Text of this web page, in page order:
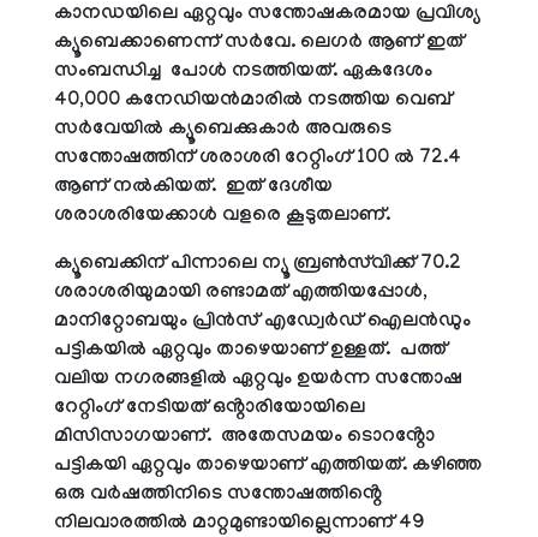
കാനഡയിലെ ഏറ്റവും സന്തോഷകരമായ പ്രവിശ്യ
ക്യൂബെക്കാണെന്ന് സർവേ. ലെഗർ ആണ് ഇത്
സംബന്ധിച്ച പോൾ നടത്തിയത്. ഏകദേശം
40,000 കനേഡിയൻമാരിൽ നടത്തിയ വെബ്
സർവേയിൽ ക്യൂബെക്കുകാർ അവരുടെ
സന്തോഷത്തിന് ശരാശരി റേറ്റിംഗ് 100 ൽ 72.4
ആണ് നൽകിയത്. ഇത് ദേശീയ
ശരാശരിയേക്കാൾ വളരെ കൂടുതലാണ്.
ക്യൂബെക്കിന് പിന്നാലെ ന്യൂ ബ്രൺസ്‌വിക്ക് 70.2
ശരാശരിയുമായി രണ്ടാമത് എത്തിയപ്പോൾ,
മാനിറ്റോബയും പ്രിൻസ് എഡ്വേർഡ് ഐലൻഡും
പട്ടികയിൽ ഏറ്റവും താഴെയാണ് ഉള്ളത്. പത്ത്
വലിയ നഗരങ്ങളിൽ ഏറ്റവും ഉയർന്ന സന്തോഷ
റേറ്റിംഗ് നേടിയത് ഒൻ്റാരിയോയിലെ
മിസിസാഗയാണ്. അതേസമയം ടൊറൻ്റോ
പട്ടികയി ഏറ്റവും താഴെയാണ് എത്തിയത്. കഴിഞ്ഞ
ഒരു വർഷത്തിനിടെ സന്തോഷത്തിൻ്റെ
നിലവാരത്തിൽ മാറ്റമുണ്ടായില്ലെന്നാണ് 49